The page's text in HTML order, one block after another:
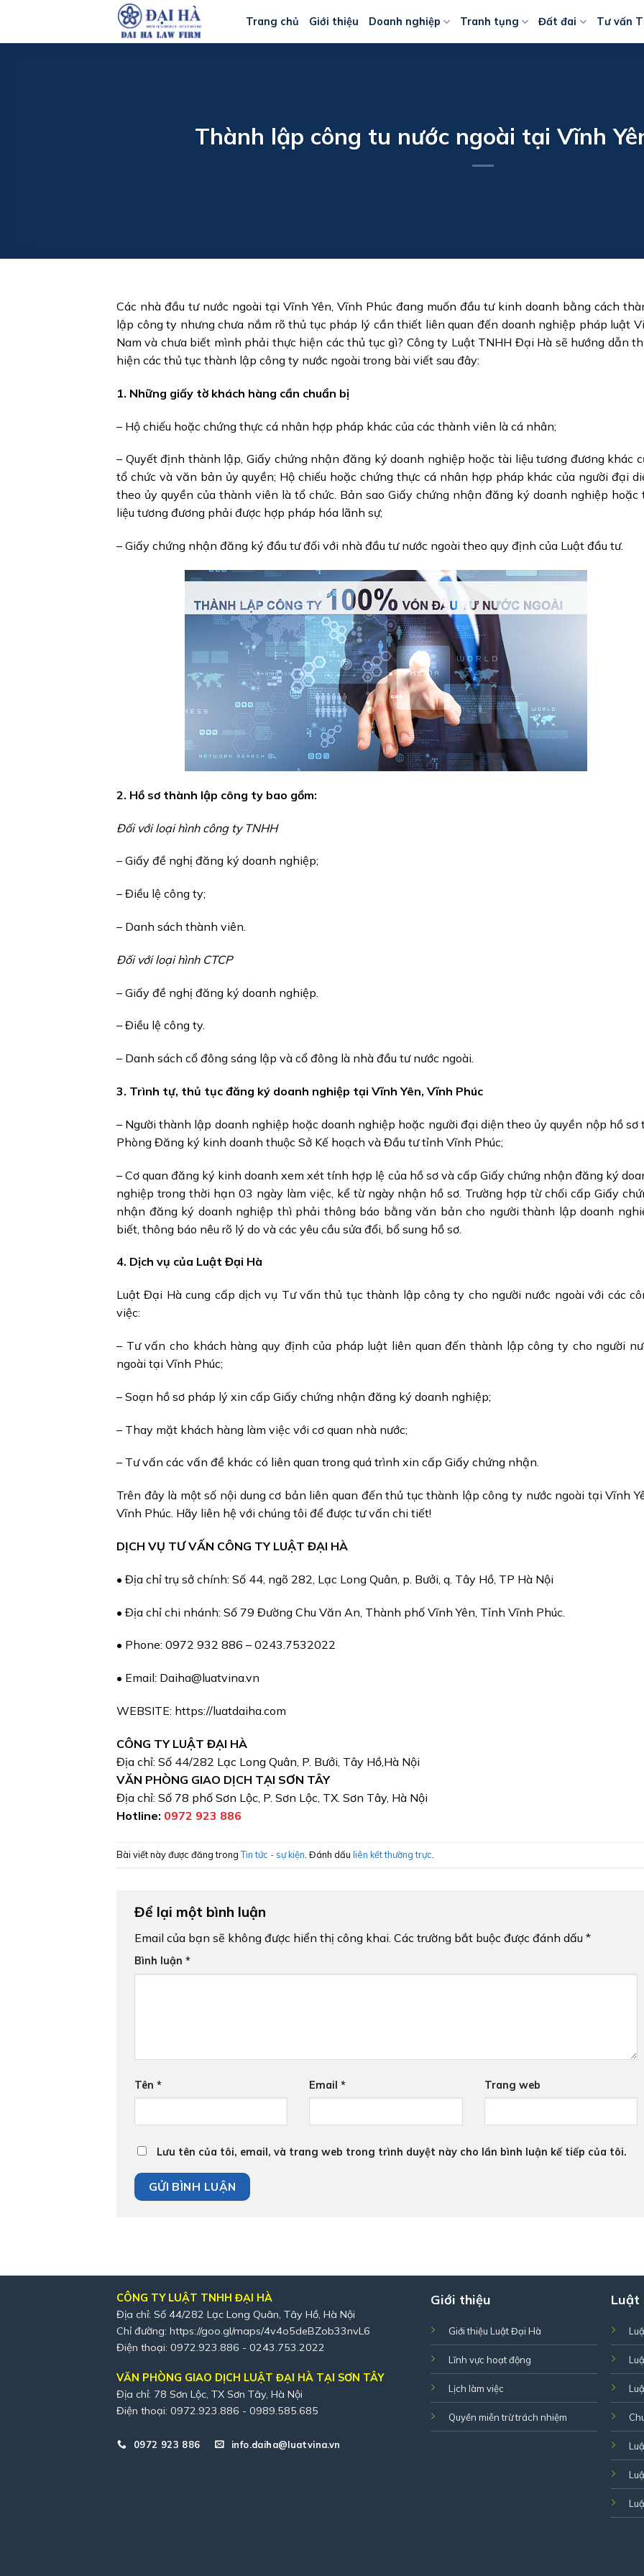
nội
Trang chủ Giới thiệu Doanh nghiệp Tranh tụng Đất đai Tư vấn
Thành lập công tu nước ngoài tại Vĩnh
Các nhà đầu tư nước ngoài tại Vĩnh Yên, Vĩnh Phúc đang muốn đầu tư kinh doanh bằng cách
lập công ty nhưng chưa nắm rõ thủ tục pháp lý cần thiết liên quan đến doanh nghiệp pháp luật
Nam và chưa biết mình phải thực hiện các thủ tục gì? Công ty Luật TNHH Đại Hà sẽ hướng dẫn
hiện các thủ tục thành lập công ty nước ngoài trong bài viết sau đây:
1. Những giấy tờ khách hàng cần chuẩn bị
– Hộ chiếu hoặc chứng thực cá nhân hợp pháp khác của các thành viên là cá nhân;
– Quyết định thành lập, Giấy chứng nhận đăng ký doanh nghiệp hoặc tài liệu tương đương khác
tổ chức và văn bản ủy quyền; Hộ chiếu hoặc chứng thực cá nhân hợp pháp khác của người đại
theo ủy quyền của thành viên là tổ chức. Bản sao Giấy chứng nhận đăng ký doanh nghiệp hoặc
liệu tương đương phải được hợp pháp hóa lãnh sự;
– Giấy chứng nhận đăng ký đầu tư đối với nhà đầu tư nước ngoài theo quy định của Luật đầu tư.
2. Hồ sơ thành lập công ty bao gồm:
Đối với loại hình công ty TNHH
– Giấy đề nghị đăng ký doanh nghiệp;
– Điều lệ công ty;
– Danh sách thành viên.
Đối với loại hình CTCP
– Giấy đề nghị đăng ký doanh nghiệp.
– Điều lệ công ty.
– Danh sách cổ đông sáng lập và cổ đông là nhà đầu tư nước ngoài.
3. Trình tự, thủ tục đăng ký doanh nghiệp tại Vĩnh Yên, Vĩnh Phúc
– Người thành lập doanh nghiệp hoặc doanh nghiệp hoặc người đại diện theo ủy quyền nộp hồ sơ
Phòng Đăng ký kinh doanh thuộc Sở Kế hoạch và Đầu tư tỉnh Vĩnh Phúc;
– Cơ quan đăng ký kinh doanh xem xét tính hợp lệ của hồ sơ và cấp Giấy chứng nhận đăng ký
nghiệp trong thời hạn 03 ngày làm việc, kể từ ngày nhận hồ sơ. Trường hợp từ chối cấp Giấy
nhận đăng ký doanh nghiệp thì phải thông báo bằng văn bản cho người thành lập doanh
biết, thông báo nêu rõ lý do và các yêu cầu sửa đổi, bổ sung hồ sơ.
4. Dịch vụ của Luật Đại Hà
Luật Đại Hà cung cấp dịch vụ Tư vấn thủ tục thành lập công ty cho người nước ngoài với các
việc:
– Tư vấn cho khách hàng quy định của pháp luật liên quan đến thành lập công ty cho người
ngoài tại Vĩnh Phúc;
– Soạn hồ sơ pháp lý xin cấp Giấy chứng nhận đăng ký doanh nghiệp;
– Thay mặt khách hàng làm việc với cơ quan nhà nước;
– Tư vấn các vấn đề khác có liên quan trong quá trình xin cấp Giấy chứng nhận.
Trên đây là một số nội dung cơ bản liên quan đến thủ tục thành lập công ty nước ngoài tại Vĩnh
Vĩnh Phúc. Hãy liên hệ với chúng tôi để được tư vấn chi tiết!
DỊCH VỤ TƯ VẤN CÔNG TY LUẬT ĐẠI HÀ
• Địa chỉ trụ sở chính: Số 44, ngõ 282, Lạc Long Quân, p. Bưởi, q. Tây Hồ, TP Hà Nội
• Địa chỉ chi nhánh: Số 79 Đường Chu Văn An, Thành phố Vĩnh Yên, Tỉnh Vĩnh Phúc.
• Phone: 0972 932 886 – 0243.7532022
• Email: Daiha@luatvina.vn
WEBSITE: https://luatdaiha.com
CÔNG TY LUẬT ĐẠI HÀ
Địa chỉ: Số 44/282 Lạc Long Quân, P. Bưởi, Tây Hồ,Hà Nội
VĂN PHÒNG GIAO DỊCH TẠI SƠN TÂY
Địa chỉ: Số 78 phố Sơn Lộc, P. Sơn Lộc, TX. Sơn Tây, Hà Nội
Hotline: 0972 923 886
Bài viết này được đăng trongTin tức - sự kiện . Đánh dấu liên kết thường trực
Để lại một bình luận
Email của bạn sẽ không được hiển thị công khai. Các trường bắt buộc được đánh dấu *
Bình luận *
Tên * Email* Trang web
Lưu tên của tôi, email, và trang web trong trình duyệt này cho lần bình luận kế tiếp của tôi.
CÔNG TY LUẬT TNHH ĐẠI HÀ
Địa chỉ: Số 44/282 Lạc Long Quân, Tây Hồ, Hà Nội
Chỉ đường: https://goo.gl/maps/4v4o5deBZob33nvL6
Điện thoại: 0972.923.886 - 0243.753.2022
VĂN PHÒNG GIAO DỊCH LUẬT ĐẠI HÀ TẠI SƠN TÂY
Địa chỉ: 78 Sơn Lộc, TX Sơn Tây, Hà Nội
Điện thoại: 0972.923.886 - 0989.585.685
0972 923 886 info.daiha@luatvina.vn
Giới thiệu
Giới thiệu Luật Đại Hà
Lĩnh vực hoạt động
Lịch làm việc
Quyền miễn trừ trách nhiệm
Luật